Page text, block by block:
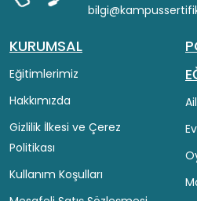
KURUMSAL
Eğitimlerimiz
Hakkımızda
Gizlilik İlkesi ve Çerez
Politikası
Kullanım Koşulları